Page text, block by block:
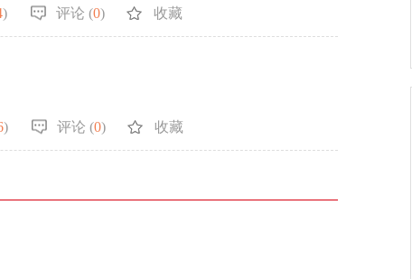
) 评论 (0) 收藏
) 评论 (0) 收藏